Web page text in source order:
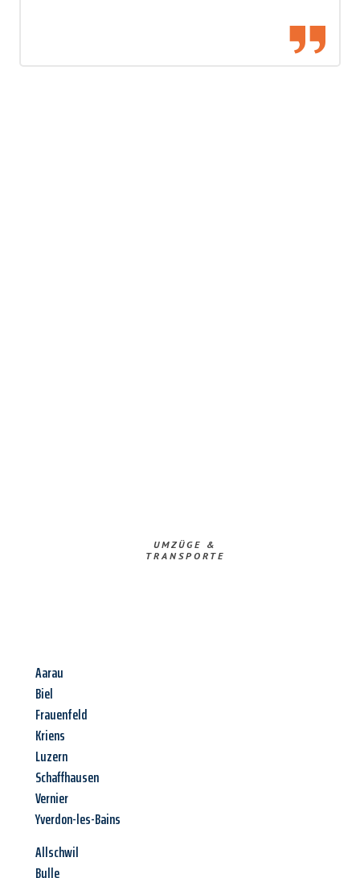
UMZÜGE &
TRANSPORTE
Aarau
Biel
Frauenfeld
Kriens
Luzern
Schaffhausen
Vernier
Yverdon-les-Bains
Allschwil
Bulle